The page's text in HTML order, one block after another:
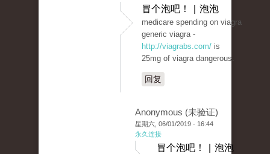
冒个泡吧！ | 泡泡
medicare spending on viagra
generic viagra -
http://viagrabs.com/ is
25mg of viagra dangerous.
回复
Anonymous (未验证)
星期六, 06/01/2019 - 16:44
永久连接
冒个泡吧！ | 泡泡